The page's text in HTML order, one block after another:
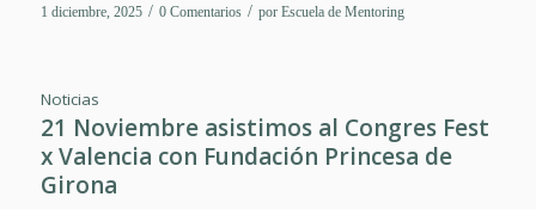
1 diciembre, 2025 / 0 Comentarios / por Escuela de Mentoring
Noticias
21 Noviembre asistimos al Congres Fest
x Valencia con Fundación Princesa de
Girona